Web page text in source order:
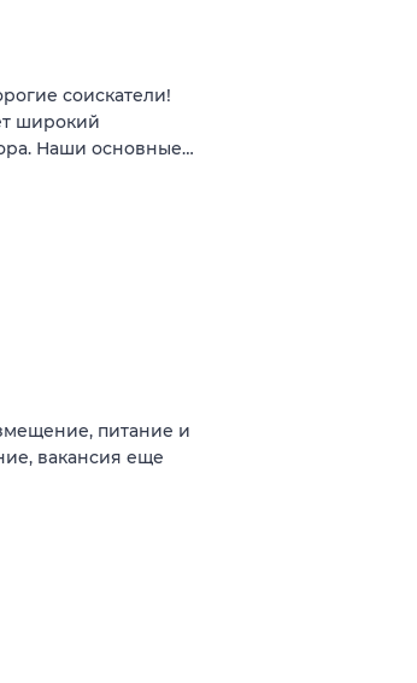
соискатели!
широкий
Наши основные…
питание и
вакансия еще